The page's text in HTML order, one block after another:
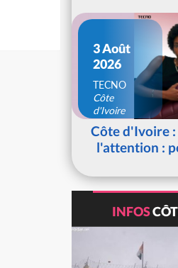
3 Août
2026
TECNO
Côte
d'Ivoire
Côte d'Ivoire :
l'attention :
INFOS